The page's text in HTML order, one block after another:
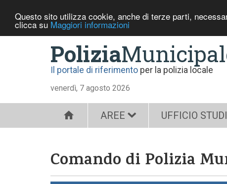
Questo sito utilizza cookie, anche di terze parti,
clicca su Maggiori informazioni
Polizia
Il portale di riferimento per la polizia locale
venerdì, 7 agosto 2026
AREE UFFICIO STUDI
Comando di Polizia